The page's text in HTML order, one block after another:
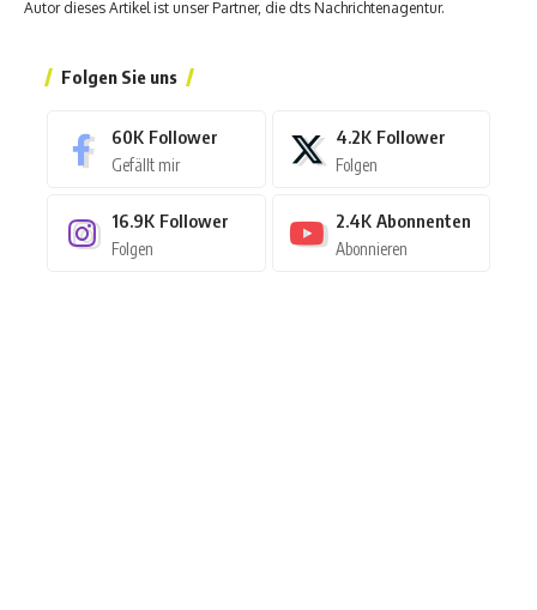
Autor dieses Artikel ist unser Partner, die dts Nachrichtenagentur.
Folgen Sie uns
60K Follower
Gefällt mir
4.2K Follower
Folgen
16.9K Follower
Folgen
2.4K Abonnenten
Abonnieren